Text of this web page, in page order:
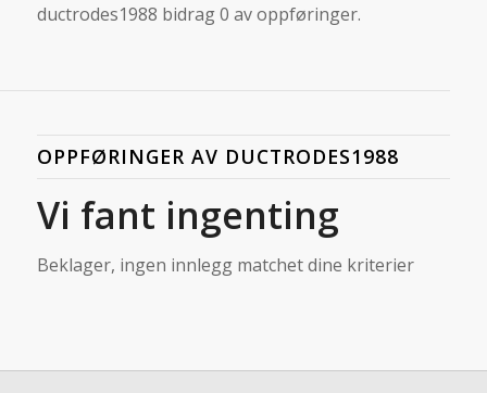
ductrodes1988 bidrag 0 av oppføringer.
OPPFØRINGER AV DUCTRODES1988
Vi fant ingenting
Beklager, ingen innlegg matchet dine kriterier